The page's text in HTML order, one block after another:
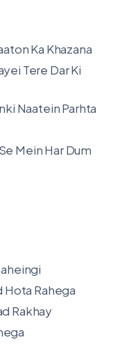
Ka Khazana
Tere Dar Ki
Naatein Parhta
Mein Har Dum
Hota Rahega
Rakhay